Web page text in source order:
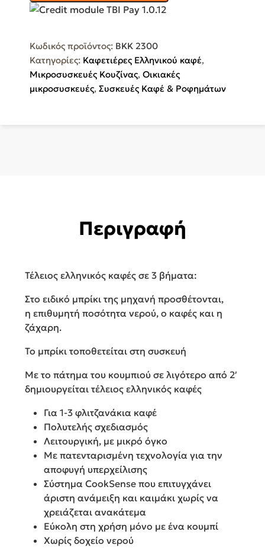
Ελληνικού
Χωρητικότητα
250ml
Grey
BKK
Κωδικός προϊόντος: BKK 2300
Κατηγορίες: Καφετιέρες Ελληνικού καφέ,
Μικροσυσκευές Κουζίνας, Οικιακές
μικροσυσκευές, Συσκευές Καφέ & Ροφημάτων
Περιγραφή
Τέλειος ελληνικός καφές σε 3 βήματα:
Στο ειδικό μπρίκι της μηχανή προσθέτονται,
η επιθυμητή ποσότητα νερού, ο καφές και η
ζάχαρη.
Το μπρίκι τοποθετείται στη συσκευή
Με το πάτημα του κουμπιού σε λιγότερο από 2′
δημιουργείται τέλειος ελληνικός καφές
Για 1-3 φλιτζανάκια καφέ
Πολυτελής σχεδιασμός
Λειτουργική, με μικρό όγκο
Με πατενταρισμένη τεχνολογία για την
αποφυγή υπερχείλισης
Σύστημα CookSense που επιτυγχάνει
άριστη ανάμειξη και καιμάκι χωρίς να
χρειάζεται ανακάτεμα
Εύκολη στη χρήση μόνο με ένα κουμπί
Χωρίς δοχείο νερού